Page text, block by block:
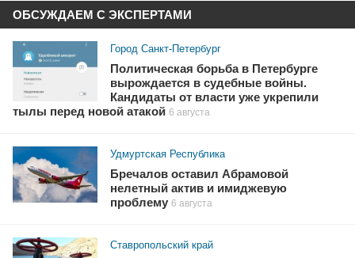
ОБСУЖДАЕМ С ЭКСПЕРТАМИ
Город Санкт-Петербург
Политическая борьба в Петербурге
вырождается в судебные войны.
Кандидаты от власти уже укрепили
тылы перед новой атакой 6 августа
Удмуртская Республика
Бречалов оставил Абрамовой
нелетный актив и имиджевую
проблему 6 августа
Ставропольский край